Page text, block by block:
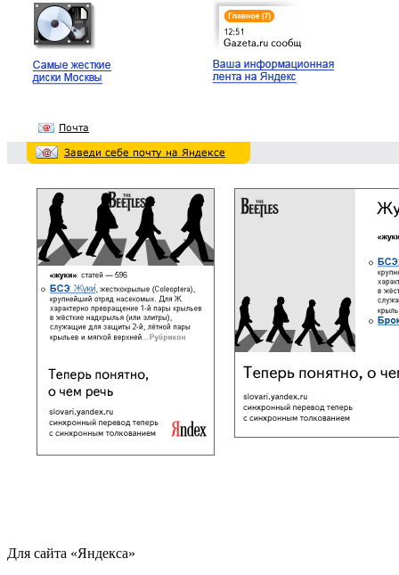
Для сайта «Яндекса»